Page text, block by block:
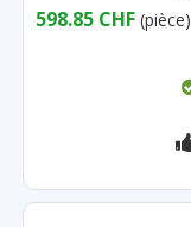
598.85 CHF (pièce)